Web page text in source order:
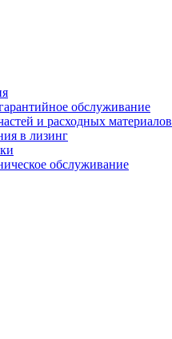
обслуживание
и расходных материалов
в лизинг
обслуживание